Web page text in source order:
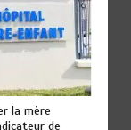
la mère
de